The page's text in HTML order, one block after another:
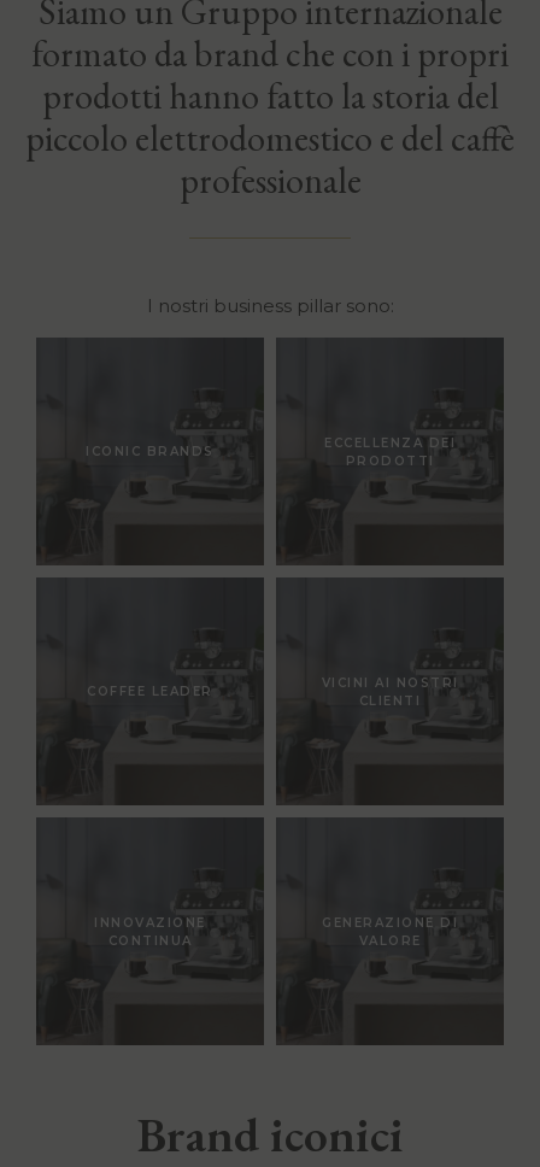
Siamo un Gruppo internazionale
formato da brand che con i propri
prodotti hanno fatto la storia del
piccolo elettrodomestico e del caffè
professionale
I nostri business pillar sono:
ICONIC BRANDS
ECCELLENZA DEI
PRODOTTI
COFFEE LEADER
VICINI AI NOSTRI
CLIENTI
INNOVAZIONE
CONTINUA
GENERAZIONE DI
VALORE
Brand iconici